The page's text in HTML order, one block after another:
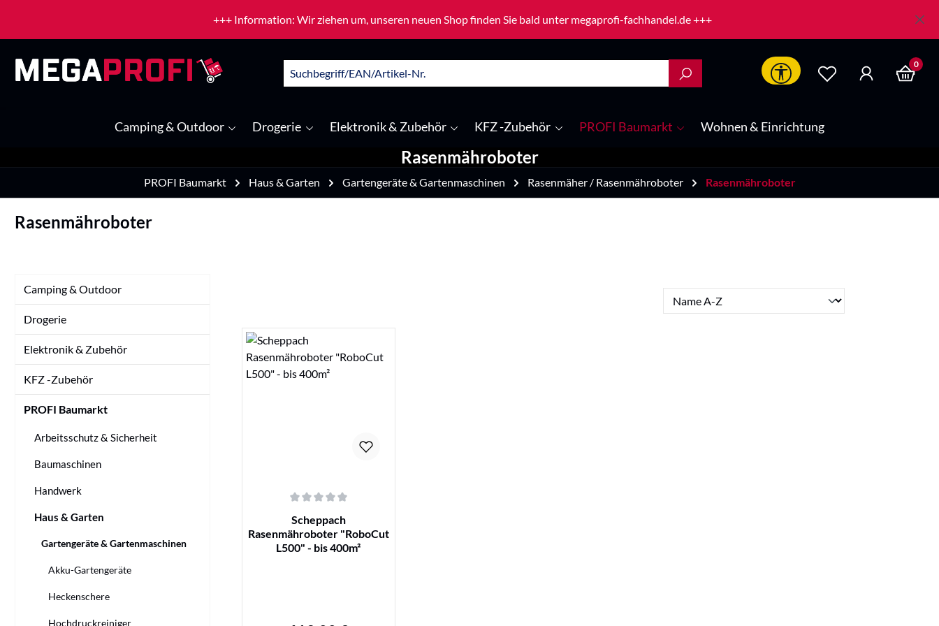
+++ Information: Wir ziehen um, unseren neuen Shop finden Sie bald unter megaprofi-fachhandel.de +++
Werkzeugleiste anzeigen
0
Camping & Outdoor Drogerie Elektronik & Zubehör KFZ -Zubehör PROFI Baumarkt Wohnen & Einrichtung
Rasenmähroboter
PROFI Baumarkt Haus & Garten Gartengeräte & Gartenmaschinen Rasenmäher / Rasenmähroboter Rasenmähroboter
Rasenmähroboter
Camping & Outdoor
Drogerie
Elektronik & Zubehör
KFZ -Zubehör
PROFI Baumarkt
Arbeitsschutz & Sicherheit
Baumaschinen
Handwerk
Haus & Garten
Gartengeräte & Gartenmaschinen
Akku-Gartengeräte
Heckenschere
Hochdruckreiniger
Durchschnittliche Bewertung von 0 von 5 Sternen
Scheppach
Rasenmähroboter "RoboCut
L500" - bis 400m²